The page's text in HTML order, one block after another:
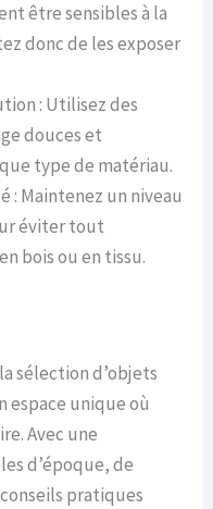
être sensibles à la
donc de les exposer
: Utilisez des
douces et
type de matériau.
: Maintenez un niveau
éviter tout
bois ou en tissu.
sélection d’objets
espace unique où
Avec une
d’époque, de
pratiques